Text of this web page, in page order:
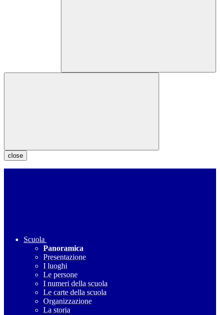
close
Scuola
Panoramica
Presentazione
I luoghi
Le persone
I numeri della scuola
Le carte della scuola
Organizzazione
La storia